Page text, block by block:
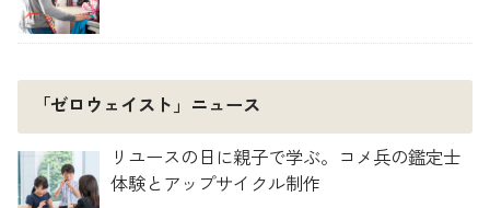
「ゼロウェイスト」ニュース
リユースの日に親子で学ぶ。コメ兵の鑑定士
体験とアップサイクル制作